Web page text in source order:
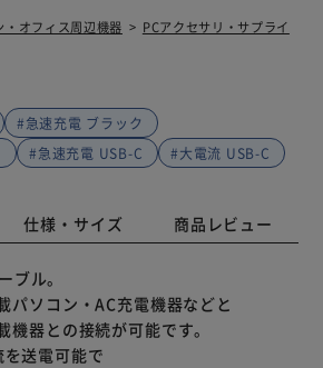
・オフィス周辺機器
PCアクセサリ・サプライ
#急速充電 ブラック
#急速充電 USB-C #大電流 USB-C
仕様・サイズ 商品レビュー
ブル。
パソコン・AC充電機器などと
器との接続が可能です。
送電可能で